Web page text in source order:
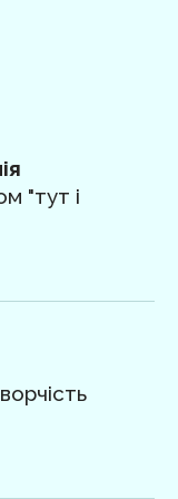
"тут і